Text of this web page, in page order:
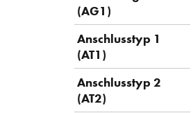
(AG1)
Anschlusstyp 1
(AT1)
Anschlusstyp 2
(AT2)